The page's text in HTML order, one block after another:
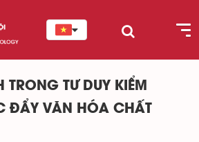
TRONG TƯ DUY KIỂM
ĐẨY VĂN HÓA CHẤT